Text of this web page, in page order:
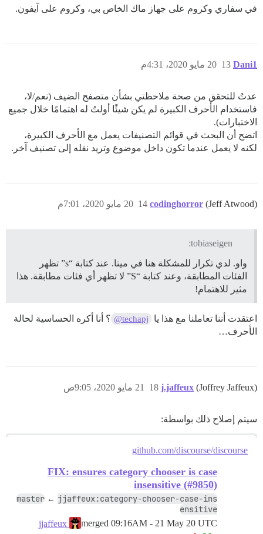
في سفاري وكروم على جهاز ماك الخاص بي، وكروم على آيفون.
Dani1 20 مايو 2020، 4:31م 13
عدتُ للتحقق من صحة ملاحظتي بشأن متصفح الضيف (نعم/لا،
فاستخدام الأحرف الكبيرة لم يكن شيئًا أولتُ له اهتمامًا خلال جميع
الاختبارات).
اتضح أن البحث في قوائم التصنيفات يعمل مع الأحرف الكبيرة،
لكنه لا يعمل عندما تكون داخل موضوع وتريد نقله إلى تصنيف آخر.
codinghorror (Jeff Atwood) 20 مايو 2020، 7:01م 14
tobiaseigen:
واو. لدي تكرار للمشكلة هنا في ميتا. عند كتابة “s” تظهر
الفئات المطابقة، وعند كتابة “S” لا تظهر أي فئات مطابقة. هذا
مثير للاهتمام!
اعتقدت أننا تعاملنا مع هذا يا @techapj ؟ أنا أكره الحساسية لحالة
الأحرف…
j.jaffeux (Joffrey Jaffeux) 21 مايو 2020، 9:05ص 18
سيتم إصلاح ذلك بواسطة:
github.com/discourse/discourse
FIX: ensures category chooser is case
insensitive (#9850)
master ← jjaffeux:category-chooser-case-ins
ensitive
merged 09:16AM - 21 May 20 UTC